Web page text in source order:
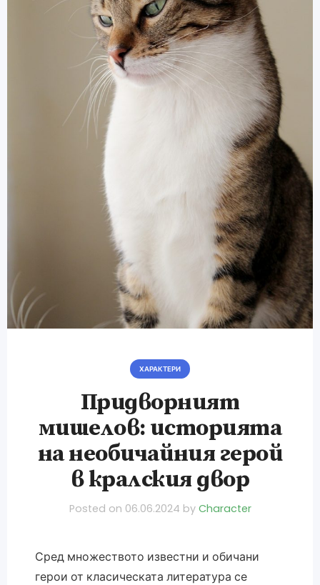
ХАРАКТЕРИ
Придворният
мишелов: историята
на необичайния герой
в кралския двор
Posted on 06.06.2024 by Character
Сред множеството известни и обичани
герои от класическата литература се